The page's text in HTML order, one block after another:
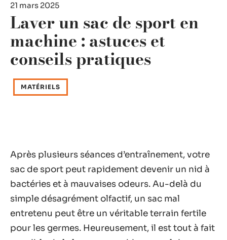
21 mars 2025
Laver un sac de sport en
machine : astuces et
conseils pratiques
MATÉRIELS
Après plusieurs séances d’entraînement, votre
sac de sport peut rapidement devenir un nid à
bactéries et à mauvaises odeurs. Au-delà du
simple désagrément olfactif, un sac mal
entretenu peut être un véritable terrain fertile
pour les germes. Heureusement, il est tout à fait